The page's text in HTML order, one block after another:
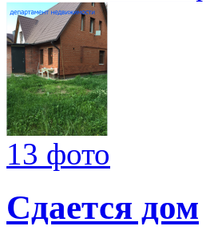
13 фото
Сдается дом